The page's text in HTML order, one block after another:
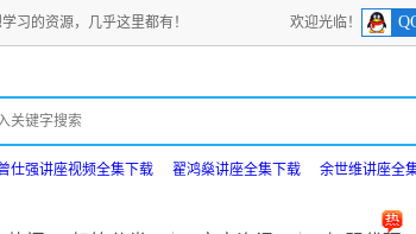
习的资源，几乎这里都有！ 欢迎光临！
仕强讲座视频全集下载 翟鸿燊讲座全集下载 余世维讲座全